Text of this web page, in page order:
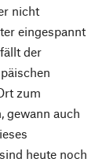
nicht
eingespannt
der
zum
gewann auch
heute noch